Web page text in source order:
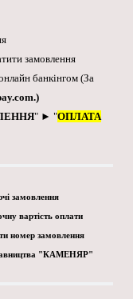
замовлення
банкінгом (За
.)
" ► "ОПЛАТА
замовлення
вартість оплати
номер замовлення
"КАМЕНЯР"